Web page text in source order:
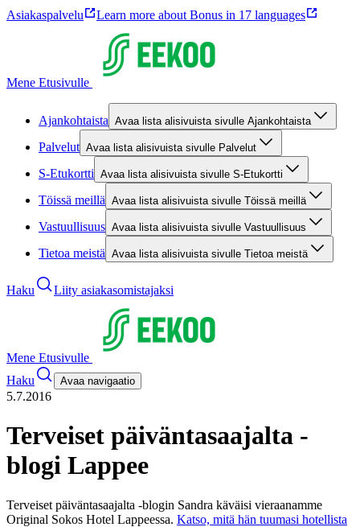
Asiakaspalvelu Learn more about Bonus in 17 languages
Mene Etusivulle
Ajankohtaista Avaa lista alisivuista sivulle Ajankohtaista
Palvelut Avaa lista alisivuista sivulle Palvelut
S-Etukortti Avaa lista alisivuista sivulle S-Etukortti
Töissä meillä Avaa lista alisivuista sivulle Töissä meillä
Vastuullisuus Avaa lista alisivuista sivulle Vastuullisuus
Tietoa meistä Avaa lista alisivuista sivulle Tietoa meistä
Haku Liity asiakasomistajaksi
Mene Etusivulle
Haku
Avaa navigaatio
5.7.2016
Terveiset päiväntasaajalta -
blogi Lappee
Terveiset päiväntasaajalta -blogin Sandra käväisi vieraanamme
Original Sokos Hotel Lappeessa. Katso, mitä hän tuumasi hotellista